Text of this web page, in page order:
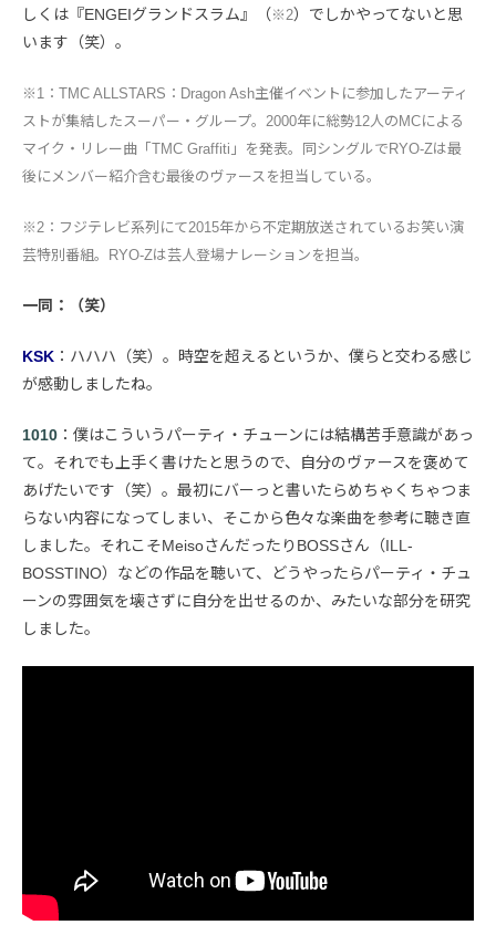
しくは『ENGEIグランドスラム』（ ※2）でしかやってないと思
います（笑）。
※1：TMC ALLSTARS：Dragon Ash主催イベントに参加したアーティ
ストが集結したスーパー・グループ。2000年に総勢12人のMCによる
マイク・リレー曲「TMC Graffiti」を発表。同シングルでRYO-Zは最
後にメンバー紹介含む最後のヴァースを担当している。
※2：フジテレビ系列にて2015年から不定期放送されているお笑い演
芸特別番組。RYO-Zは芸人登場ナレーションを担当。
一同：（笑）
KSK ：ハハハ（笑）。時空を超えるというか、僕らと交わる感じ
が感動しましたね。
1010 ：僕はこういうパーティ・チューンには結構苦手意識があっ
て。それでも上手く書けたと思うので、自分のヴァースを褒めて
あげたいです（笑）。最初にバーっと書いたらめちゃくちゃつま
らない内容になってしまい、そこから色々な楽曲を参考に聴き直
しました。それこそMeisoさんだったりBOSSさん（ILL-
BOSSTINO）などの作品を聴いて、どうやったらパーティ・チュ
ーンの雰囲気を壊さずに自分を出せるのか、みたいな部分を研究
しました。